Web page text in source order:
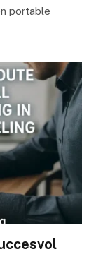
portable